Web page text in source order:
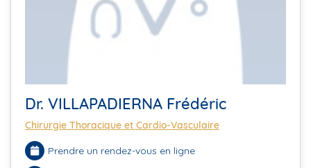
Dr. VILLAPADIERNA Frédéric
Chirurgie Thoracique et Cardio-Vasculaire
Prendre un rendez-vous en ligne